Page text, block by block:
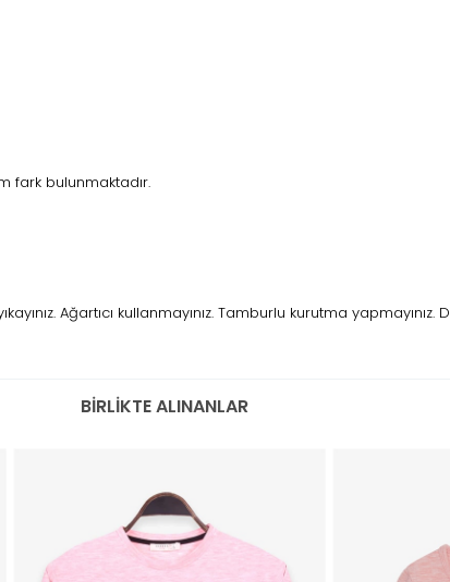
fark bulunmaktadır.
Ağartıcı kullanmayınız. Tamburlu kurutma yapmayınız.